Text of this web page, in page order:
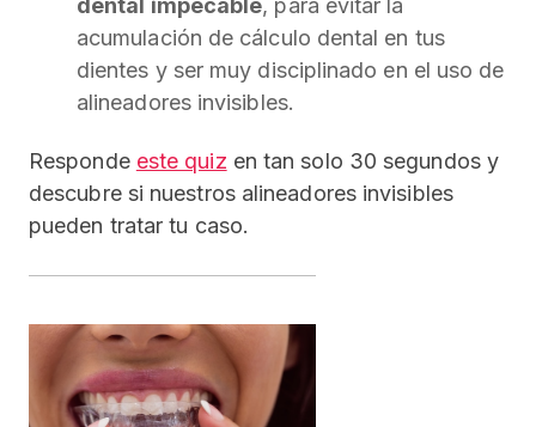
dental impecable, para evitar la
acumulación de cálculo dental en tus
dientes y ser muy disciplinado en el uso de
alineadores invisibles.
Responde este quiz en tan solo 30 segundos y
descubre si nuestros alineadores invisibles
pueden tratar tu caso.